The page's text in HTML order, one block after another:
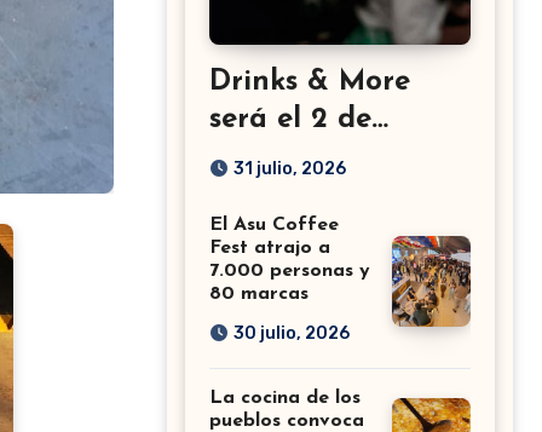
Drinks & More
será el 2 de
setiembre en el
31 julio, 2026
El Asu Coffee
Fest atrajo a
7.000 personas y
80 marcas
30 julio, 2026
La cocina de los
pueblos convoca